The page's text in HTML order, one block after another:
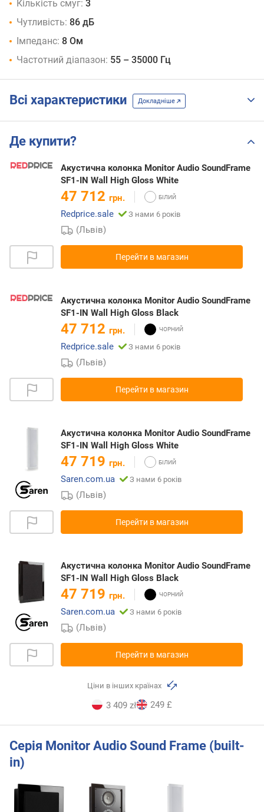
Кількість смуг: 3
Чутливість: 86 дБ
Імпеданс: 8 Ом
Частотний діапазон: 55 – 35000 Гц
Всі характеристики Докладніше
Де купити?
Акустична колонка Monitor Audio SoundFrame
SF1-IN Wall High Gloss White
47 712 грн.
Redprice.sale
З нами 6 років
(Львів)
Перейти в магазин
Акустична колонка Monitor Audio SoundFrame
SF1-IN Wall High Gloss Black
47 712 грн.
Redprice.sale
З нами 6 років
(Львів)
Перейти в магазин
Акустична колонка Monitor Audio SoundFrame
SF1-IN Wall High Gloss White
47 719 грн.
Saren.com.ua
З нами 6 років
(Львів)
Перейти в магазин
Акустична колонка Monitor Audio SoundFrame
SF1-IN Wall High Gloss Black
47 719 грн.
Saren.com.ua
З нами 6 років
(Львів)
Перейти в магазин
Ціни в інших країнах
3 409 zł 249 £
Серія Monitor Audio Sound Frame (built-
in)